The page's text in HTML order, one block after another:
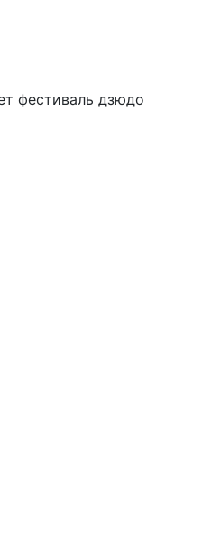
фестиваль дзюдо